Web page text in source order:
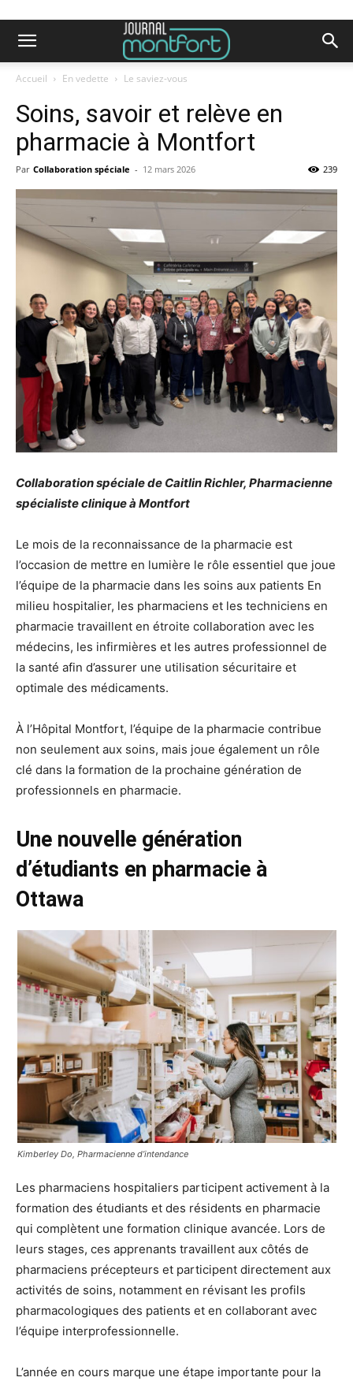
Accueil En vedette Le saviez-vous
Soins, savoir et relève en
pharmacie à Montfort
Par Collaboration spéciale - 12 mars 2026 239
Collaboration spéciale de Caitlin Richler, Pharmacienne
spécialiste clinique à Montfort
Le mois de la reconnaissance de la pharmacie est
l’occasion de mettre en lumière le rôle essentiel que joue
l’équipe de la pharmacie dans les soins aux patients En
milieu hospitalier, les pharmaciens et les techniciens en
pharmacie travaillent en étroite collaboration avec les
médecins, les infirmières et les autres professionnel de
la santé afin d’assurer une utilisation sécuritaire et
optimale des médicaments.
À l’Hôpital Montfort, l’équipe de la pharmacie contribue
non seulement aux soins, mais joue également un rôle
clé dans la formation de la prochaine génération de
professionnels en pharmacie.
Une nouvelle génération
d’étudiants en pharmacie à
Ottawa
Kimberley Do, Pharmacienne d’intendance
Les pharmaciens hospitaliers participent activement à la
formation des étudiants et des résidents en pharmacie
qui complètent une formation clinique avancée. Lors de
leurs stages, ces apprenants travaillent aux côtés de
pharmaciens précepteurs et participent directement aux
activités de soins, notamment en révisant les profils
pharmacologiques des patients et en collaborant avec
l’équipe interprofessionnelle.
L’année en cours marque une étape importante pour la